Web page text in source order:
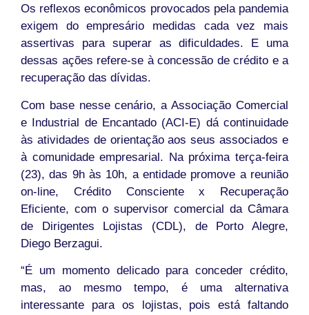
Os reflexos econômicos provocados pela pandemia
exigem do empresário medidas cada vez mais
assertivas para superar as dificuldades. E uma
dessas ações refere-se à concessão de crédito e a
recuperação das dívidas.
Com base nesse cenário, a Associação Comercial
e Industrial de Encantado (ACI-E) dá continuidade
às atividades de orientação aos seus associados e
à comunidade empresarial. Na próxima terça-feira
(23), das 9h às 10h, a entidade promove a reunião
on-line, Crédito Consciente x Recuperação
Eficiente, com o supervisor comercial da Câmara
de Dirigentes Lojistas (CDL), de Porto Alegre,
Diego Berzagui.
“É um momento delicado para conceder crédito,
mas, ao mesmo tempo, é uma alternativa
interessante para os lojistas, pois está faltando